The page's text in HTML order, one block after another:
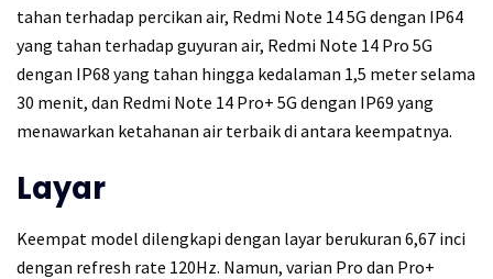
tahan terhadap percikan air, Redmi Note 14 5G dengan IP64
yang tahan terhadap guyuran air, Redmi Note 14 Pro 5G
dengan IP68 yang tahan hingga kedalaman 1,5 meter selama
30 menit, dan Redmi Note 14 Pro+ 5G dengan IP69 yang
menawarkan ketahanan air terbaik di antara keempatnya.
Layar
Keempat model dilengkapi dengan layar berukuran 6,67 inci
dengan refresh rate 120Hz. Namun, varian Pro dan Pro+